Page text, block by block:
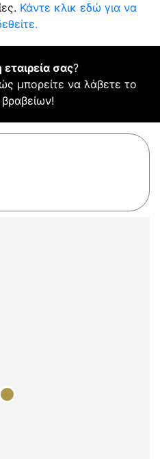
Κάντε κλικ εδώ για να
εταιρεία σας?
μπορείτε να λάβετε το